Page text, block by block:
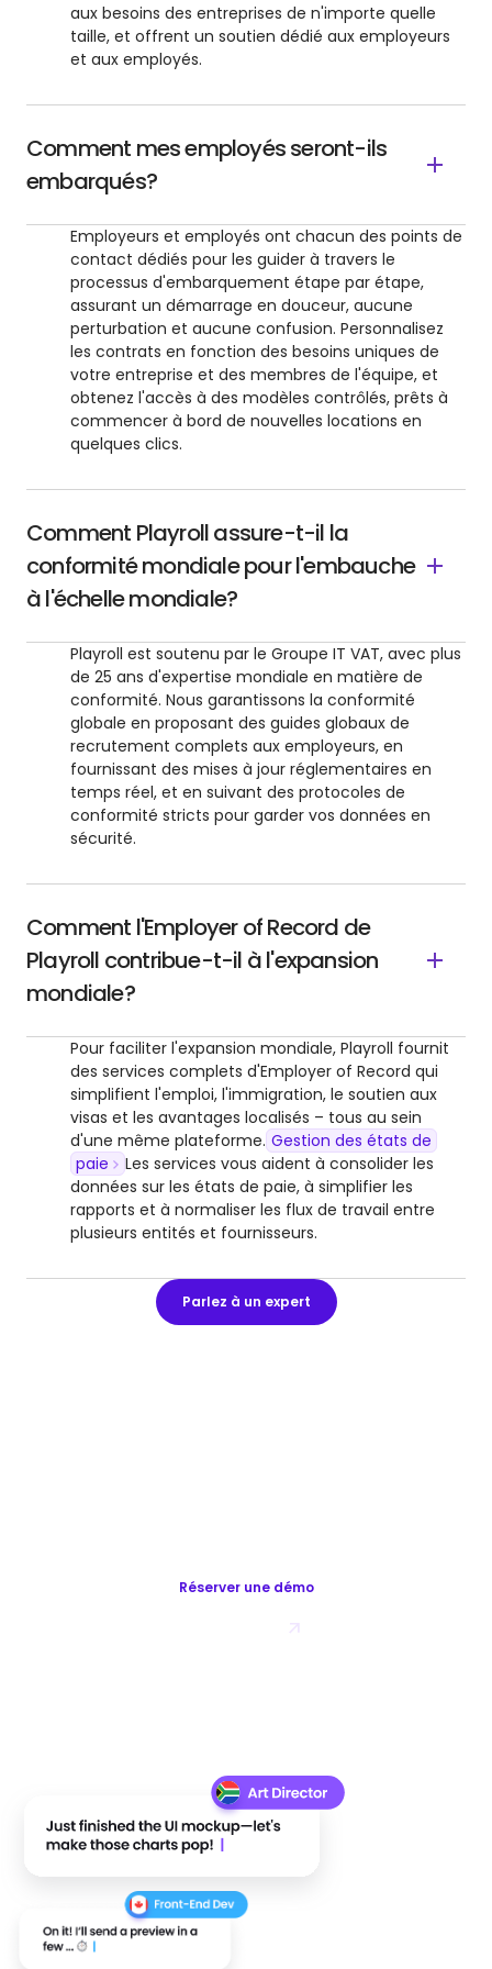
aux besoins des entreprises de n'importe quelle
taille, et offrent un soutien dédié aux employeurs
et aux employés.
Comment mes employés seront-ils
embarqués?
Employeurs et employés ont chacun des points de
contact dédiés pour les guider à travers le
processus d'embarquement étape par étape,
assurant un démarrage en douceur, aucune
perturbation et aucune confusion. Personnalisez
les contrats en fonction des besoins uniques de
votre entreprise et des membres de l'équipe, et
obtenez l'accès à des modèles contrôlés, prêts à
commencer à bord de nouvelles locations en
quelques clics.
Comment Playroll assure-t-il la
conformité mondiale pour l'embauche
à l'échelle mondiale?
Playroll est soutenu par le Groupe IT VAT, avec plus
de 25 ans d'expertise mondiale en matière de
conformité. Nous garantissons la conformité
globale en proposant des guides globaux de
recrutement complets aux employeurs, en
fournissant des mises à jour réglementaires en
temps réel, et en suivant des protocoles de
conformité stricts pour garder vos données en
sécurité.
Comment l'Employer of Record de
Playroll contribue-t-il à l'expansion
mondiale?
Pour faciliter l'expansion mondiale, Playroll fournit
des services complets d'Employer of Record qui
simplifient l'emploi, l'immigration, le soutien aux
visas et les avantages localisés – tous au sein
d'une même plateforme. Gestion des états de
paie
Les services vous aident à consolider les
données sur les états de paie, à simplifier les
rapports et à normaliser les flux de travail entre
plusieurs entités et fournisseurs.
Parlez à un expert
Réserver une démo